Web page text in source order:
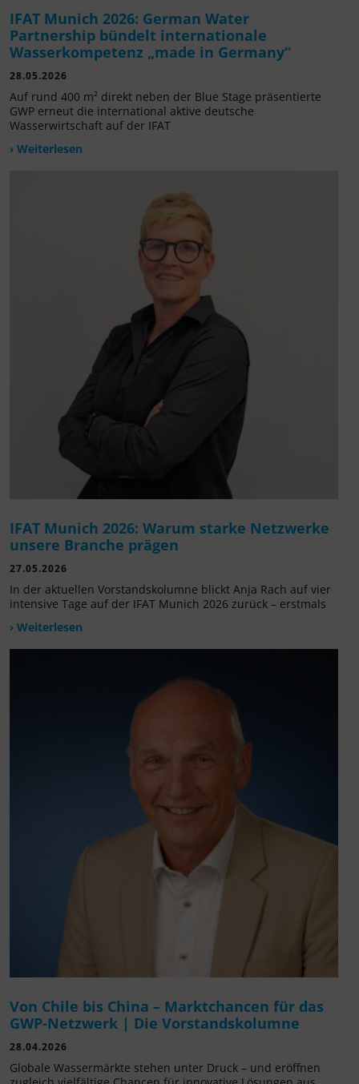
IFAT Munich 2026: German Water
Partnership bündelt internationale
Wasserkompetenz „made in Germany“
28.05.2026
Auf rund 400 m² direkt neben der Blue Stage präsentierte
GWP erneut die international aktive deutsche
Wasserwirtschaft auf der IFAT
› Weiterlesen
IFAT Munich 2026: Warum starke Netzwerke
unsere Branche prägen
27.05.2026
In der aktuellen Vorstandskolumne blickt Anja Rach auf vier
intensive Tage auf der IFAT Munich 2026 zurück – erstmals
› Weiterlesen
Von Chile bis China – Marktchancen für das
GWP-Netzwerk | Die Vorstandskolumne
28.04.2026
Globale Wassermärkte stehen unter Druck – und eröffnen